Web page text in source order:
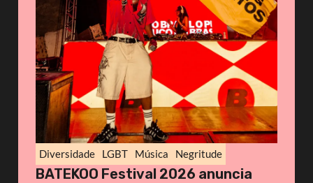
Diversidade LGBT Música Negritude
BATEKOO Festival 2026 anuncia